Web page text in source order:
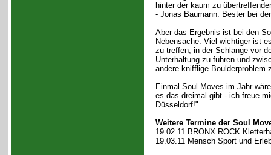
hinter der kaum zu
- Jonas Baumann. Bester bei
Aber das Ergebnis ist bei den
Nebensache. Viel wichtiger ist
zu treffen, in der Schlange vor
Unterhaltung zu führen und
andere knifflige Boulderproblem
Einmal Soul Moves im Jahr
es das dreimal gibt - ich freue
Düsseldorf!"
Weitere Termine der Soul
19.02.11 BRONX ROCK
19.03.11 Mensch Sport und